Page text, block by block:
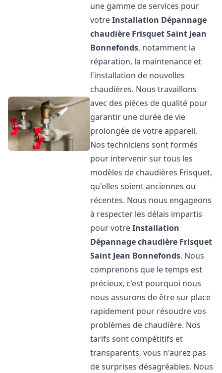
une gamme de services pour
votreInstallation Dépannage
chaudière FrisquetSaint Jean
Bonnefonds, notamment la
réparation, la maintenance et
l'installation de nouvelles
chaudières. Nous travaillons
avec des pièces de qualité pour
garantir une durée de vie
prolongée de votre appareil.
Nos techniciens sont formés
pour intervenir sur tous les
modèles de chaudières Frisquet,
qu'elles soient anciennes ou
récentes. Nous nous engageons
à respecter les délais impartis
pour votreInstallation
Dépannage chaudière Frisquet
Saint Jean Bonnefonds. Nous
comprenons que le temps est
précieux, c'est pourquoi nous
nous assurons de être sur place
rapidement pour résoudre vos
problèmes de chaudière. Nos
tarifs sont compétitifs et
transparents, vous n'aurez pas
de surprises désagréables. Nous